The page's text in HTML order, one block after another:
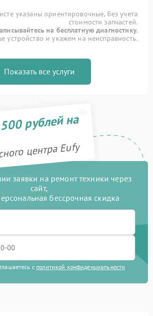
указаны ориентировочные, без учета
стоимости запчастей.
на бесплатную диагностику.
устройство и укажем на неисправность.
Показать все услуги
рублей на
центра Eufy
заявки на ремонт техники через
сайт,
бессрочная скидка
с политикой конфиденциальности